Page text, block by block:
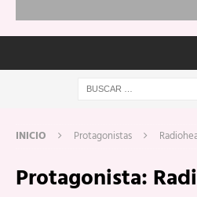
INICIO Protagonistas
Protagonista: